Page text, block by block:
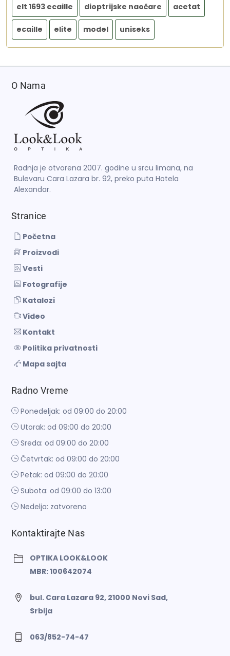
elt 1693 ecaille dioptrijske naočare acetat
ecaille elite model uniseks
O Nama
Radnja je otvorena 2007. godine u srcu limana, na
Bulevaru Cara Lazara br. 92, preko puta Hotela
Alexandar.
Stranice
Početna
Proizvodi
Vesti
Fotografije
Katalozi
Video
Kontakt
Politika privatnosti
Mapa sajta
Radno Vreme
Ponedeljak: od 09:00 do 20:00
Utorak: od 09:00 do 20:00
Sreda: od 09:00 do 20:00
Četvrtak: od 09:00 do 20:00
Petak: od 09:00 do 20:00
Subota: od 09:00 do 13:00
Nedelja: zatvoreno
Kontaktirajte Nas
OPTIKA LOOK&LOOK
MBR: 100642074
bul. Cara Lazara 92, 21000 Novi Sad,
Srbija
063/852-74-47